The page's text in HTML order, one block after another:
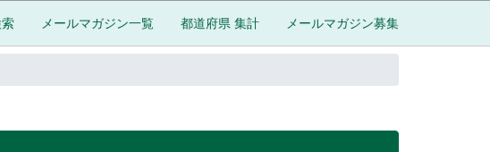
メールマガジン一覧 都道府県 集計 メールマガジン募集